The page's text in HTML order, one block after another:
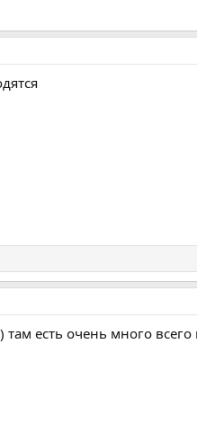
есть очень много всего